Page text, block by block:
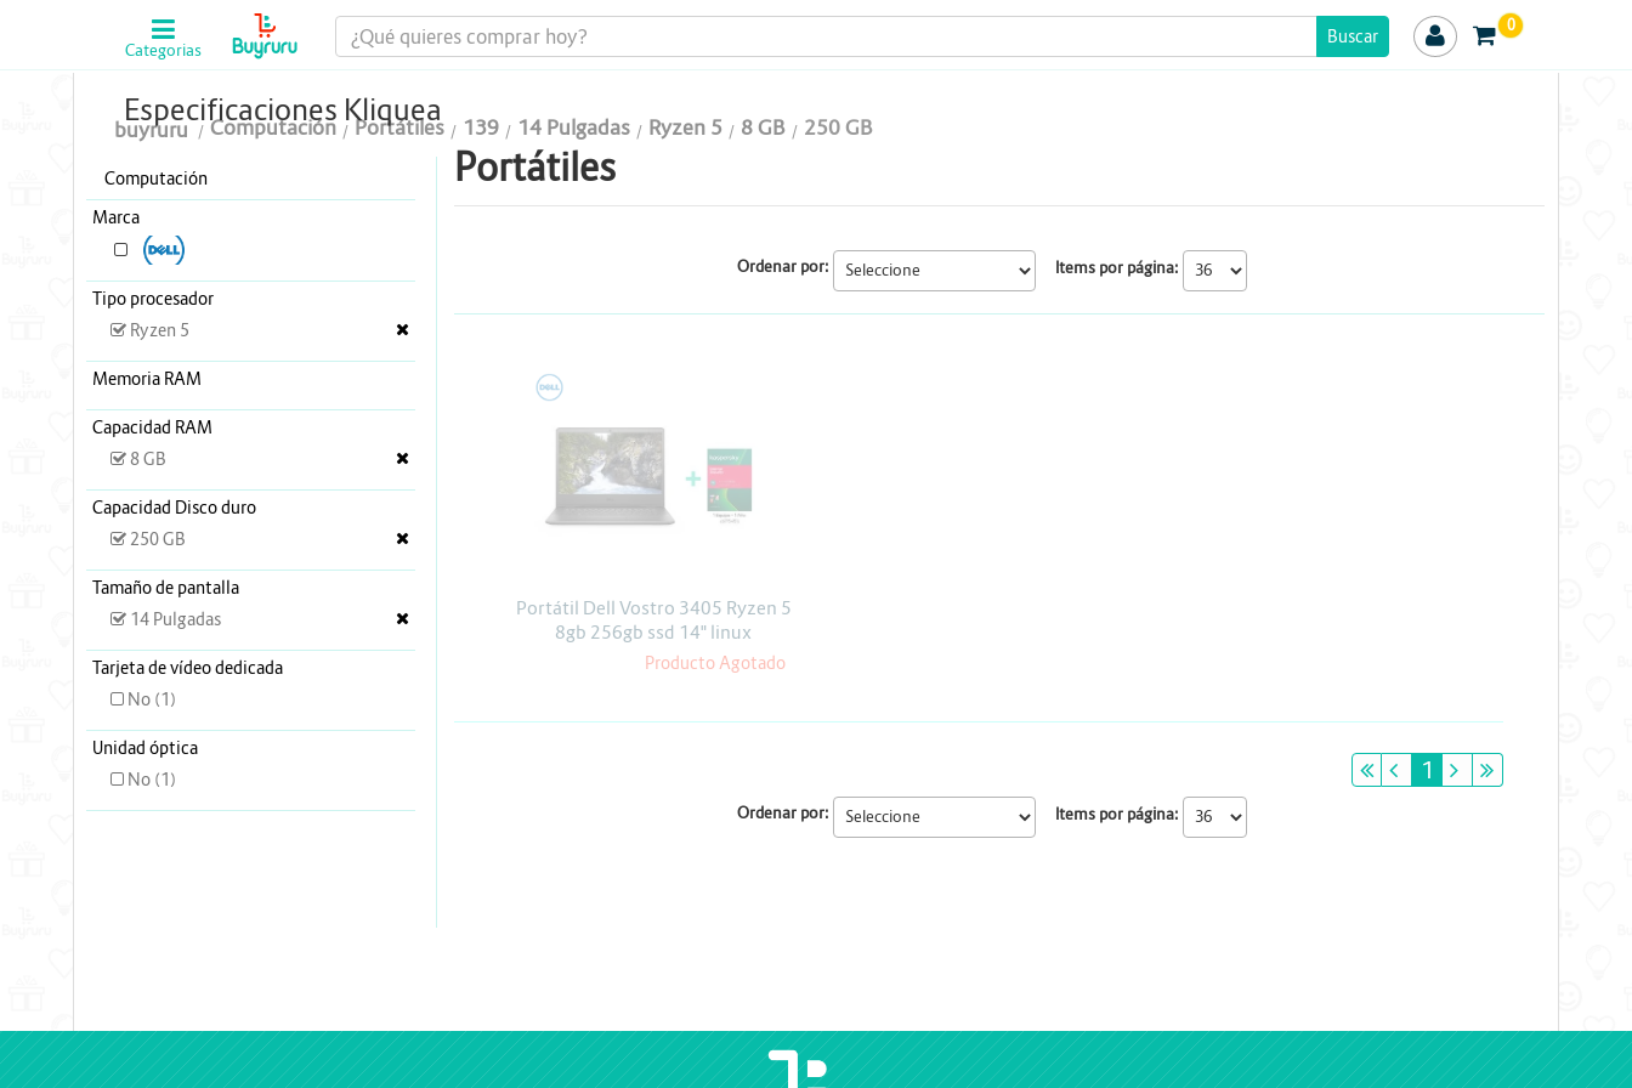
Categorias
0
Computación
Todo en uno
Computadores
Almacenamiento y Repotenciación
Cables y conectividad
Proyectores
Tablas Digitalizadoras
Celulares y Tablets
Accesorios
Conectividad y Redes
Telefonía IP
Especificaciones Kliquea
buyruru Computación Portátiles 139 14 Pulgadas Ryzen 5 8 GB 250 GB
Computación
Marca
DELL (1)
Tipo procesador
Ryzen 5
Memoria RAM
Capacidad RAM
8 GB
Capacidad Disco duro
250 GB
Tamaño de pantalla
14 Pulgadas
Tarjeta de vídeo dedicada
No (1)
Unidad óptica
No (1)
Portátiles
Ordenar por: Items por página:
Portátil Dell Vostro 3405 Ryzen 5
8gb 256gb ssd 14" linux
DELL
Producto Agotado
primeiro
anterior
1 próximo
Ordenar por: Items por página: